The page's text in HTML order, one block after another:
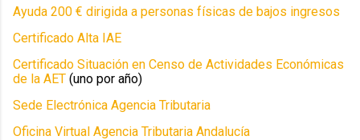
Ayuda 200 € dirigida a personas físicas de bajos ingresos
Certificado Alta IAE
Certificado Situación en Censo de Actividades Económicas
de la AET (uno por año)
Sede Electrónica Agencia Tributaria
Oficina Virtual Agencia Tributaria Andalucía